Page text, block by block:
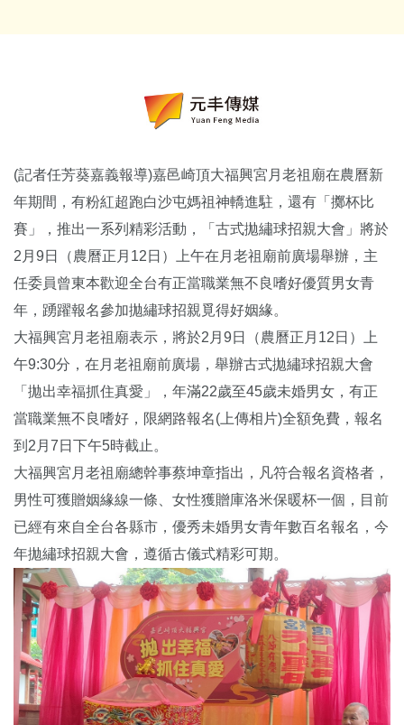
(記者任芳葵嘉義報導)嘉邑崎頂大福興宮月老祖廟在農曆新
年期間，有粉紅超跑白沙屯媽祖神轎進駐，還有「擲杯比
賽」，推出一系列精彩活動，「古式拋繡球招親大會」將於
2月9日（農曆正月12日）上午在月老祖廟前廣場舉辦，主
任委員曾東本歡迎全台有正當職業無不良嗜好優質男女青
年，踴躍報名參加拋繡球招親覓得好姻緣。
大福興宮月老祖廟表示，將於2月9日（農曆正月12日）上
午9:30分，在月老祖廟前廣場，舉辦古式拋繡球招親大會
「拋出幸福抓住真愛」，年滿22歲至45歲未婚男女，有正
當職業無不良嗜好，限網路報名(上傳相片)全額免費，報名
到2月7日下午5時截止。
大福興宮月老祖廟總幹事蔡坤章指出，凡符合報名資格者，
男性可獲贈姻緣線一條、女性獲贈庫洛米保暖杯一個，目前
已經有來自全台各縣市，優秀未婚男女青年數百名報名，今
年拋繡球招親大會，遵循古儀式精彩可期。